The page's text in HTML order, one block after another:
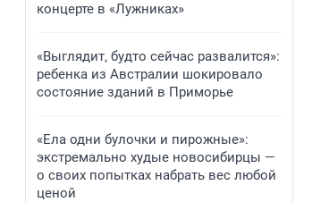
концерте в «Лужниках»
«Выглядит, будто сейчас развалится»:
ребенка из Австралии шокировало
состояние зданий в Приморье
«Ела одни булочки и пирожные»:
экстремально худые новосибирцы —
о своих попытках набрать вес любой
ценой